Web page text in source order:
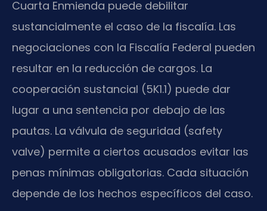
Cuarta Enmienda puede debilitar
sustancialmente el caso de la fiscalía. Las
negociaciones con la Fiscalía Federal pueden
resultar en la reducción de cargos. La
cooperación sustancial (5K1.1) puede dar
lugar a una sentencia por debajo de las
pautas. La válvula de seguridad (safety
valve) permite a ciertos acusados evitar las
penas mínimas obligatorias. Cada situación
depende de los hechos específicos del caso.